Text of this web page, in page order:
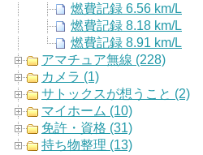
燃費記録 6.56 km/L
燃費記録 8.18 km/L
燃費記録 8.91 km/L
アマチュア無線 (228)
カメラ (1)
サトックスが想うこと (2)
マイホーム (10)
免許・資格 (31)
持ち物整理 (13)